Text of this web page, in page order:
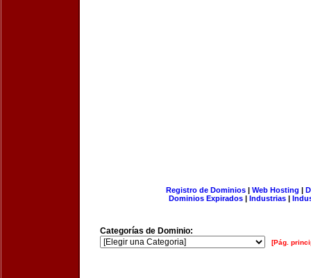
Registro de Dominios| Web Hosting |
Dominios Expirados | Industrias |
Categorías de Dominio:
[Pág.